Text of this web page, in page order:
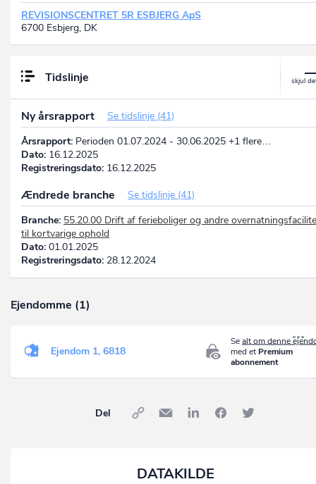
REVISIONSCENTRET 5R ESBJERG ApS
6700 Esbjerg, DK
Tidslinje
Ny årsrapport
Se tidslinje (41)
Årsrapport: Perioden 01.07.2024 - 30.06.2025 +1 flere…
Dato: 16.12.2025
Registreringsdato: 16.12.2025
Ændrede branche
Se tidslinje (41)
Branche: 55.20.00 Drift af ferieboliger og andre
til kortvarige ophold
Dato: 01.01.2025
Registreringsdato: 28.12.2024
Ejendomme (1)
Sealt om denne
med et Premium
abonnement
Ejendom 1, 6818
Del
DATAKILDE